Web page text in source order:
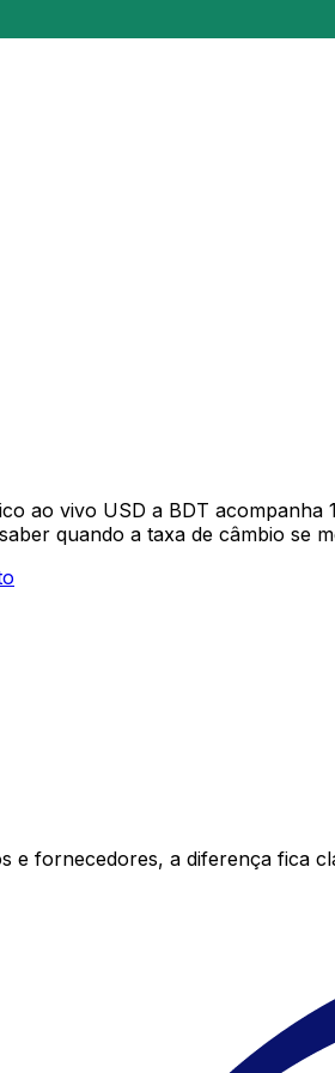
ao vivo USD a BDT
quando a taxa de câmbio se
fornecedores, a diferença fica